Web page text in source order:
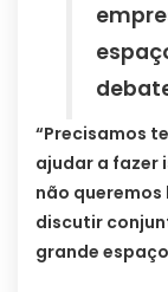
“Precisamos
ajudar a fazer
não queremos
discutir
grande